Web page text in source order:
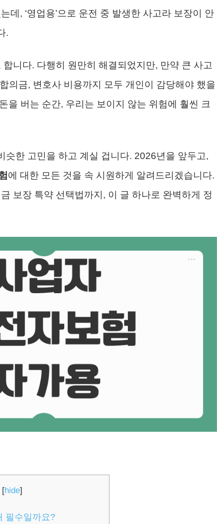
데, ‘영업용’으로 운전 중 발생한 사고라 보장이 안
.
니다. 다행히 원만히 해결되었지만, 만약 큰 사고
의금, 변호사 비용까지 모두 개인이 감당해야 했을
을 버는 순간, 우리는 보이지 않는 위험에 훨씬 크
슷한 고민을 하고 계실 겁니다. 2026년을 앞두고,
에 대한 모든 것을 속 시원하게 알려드리겠습니다.
보장 특약 선택법까지, 이 글 하나로 완벽하게 정
[hide]
필수일까요?